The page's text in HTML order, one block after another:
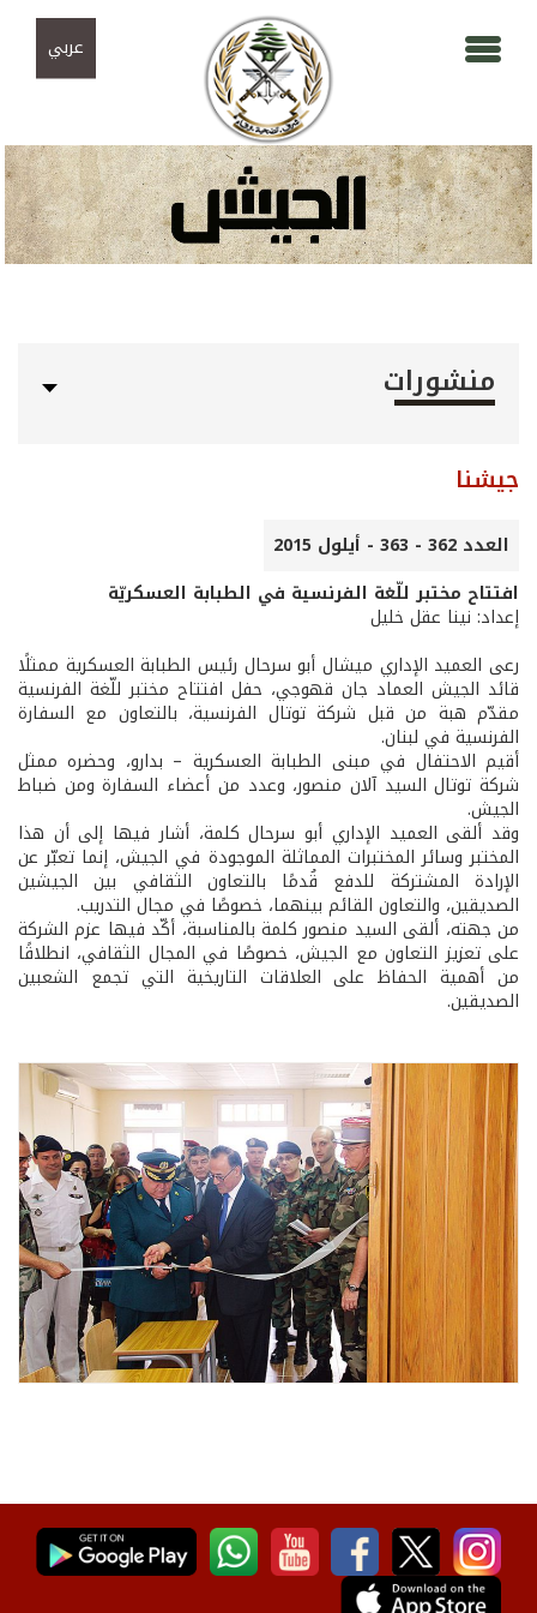
عربي
منشورات
جيشنا
العدد 362 - 363 - أيلول 2015
افتتاح مختبر للّغة الفرنسية في الطبابة العسكريّة
إعداد: نينا عقل خليل
رعى العميد الإداري ميشال أبو سرحال رئيس الطبابة العسكرية ممثلًا
قائد الجيش العماد جان قهوجي، حفل افتتاح مختبر للّغة الفرنسية
مقدّم هبة من قبل شركة توتال الفرنسية، بالتعاون مع السفارة
الفرنسية في لبنان.
أقيم الاحتفال في مبنى الطبابة العسكرية – بدارو، وحضره ممثل
شركة توتال السيد آلان منصور، وعدد من أعضاء السفارة ومن ضباط
الجيش.
وقد ألقى العميد الإداري أبو سرحال كلمة، أشار فيها إلى أن هذا
المختبر وسائر المختبرات المماثلة الموجودة في الجيش، إنما تعبّر عن
الإرادة المشتركة للدفع قُدمًا بالتعاون الثقافي بين الجيشين
الصديقين، والتعاون القائم بينهما، خصوصًا في مجال التدريب.
من جهته، ألقى السيد منصور كلمة بالمناسبة، أكّد فيها عزم الشركة
على تعزيز التعاون مع الجيش، خصوصًا في المجال الثقافي، انطلاقًا
من أهمية الحفاظ على العلاقات التاريخية التي تجمع الشعبين
الصديقين.